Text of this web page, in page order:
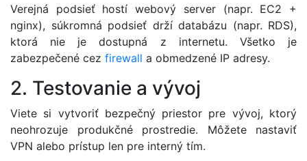
Verejná podsieť hostí webový server (napr. EC2 +
nginx), súkromná podsieť drží databázu (napr. RDS),
ktorá nie je dostupná z internetu. Všetko je
zabezpečené cez firewall a obmedzené IP adresy.
2. Testovanie a vývoj
Viete si vytvoriť bezpečný priestor pre vývoj, ktorý
neohrozuje produkčné prostredie. Môžete nastaviť
VPN alebo prístup len pre interný tím.